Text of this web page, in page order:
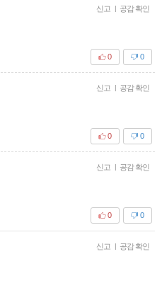
신고 | 공감 확인
0
0
신고 | 공감 확인
0
0
신고 | 공감 확인
0
0
신고 | 공감 확인